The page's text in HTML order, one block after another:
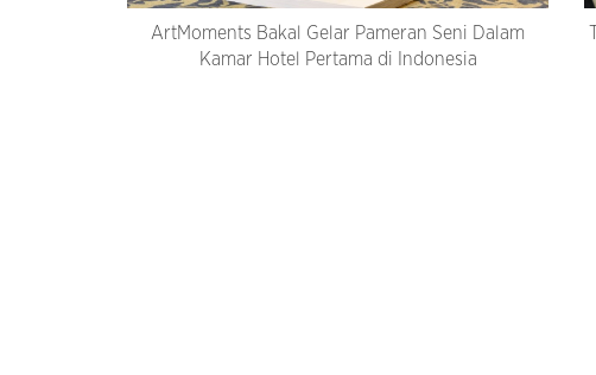
ArtMoments Bakal Gelar Pameran Seni Dalam
Kamar Hotel Pertama di Indonesia